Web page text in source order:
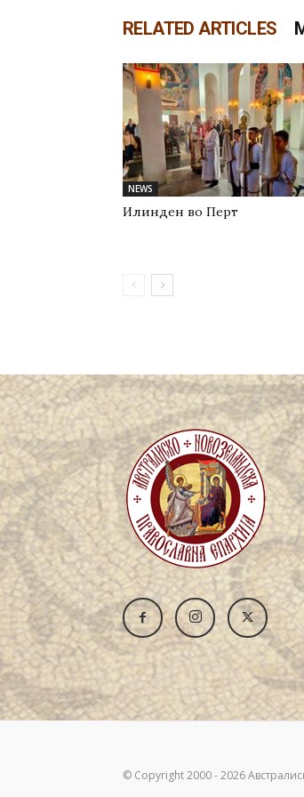
RELATED ARTICLES
NEWS
Илинден во Перт
© Copyright 2000 - 2026